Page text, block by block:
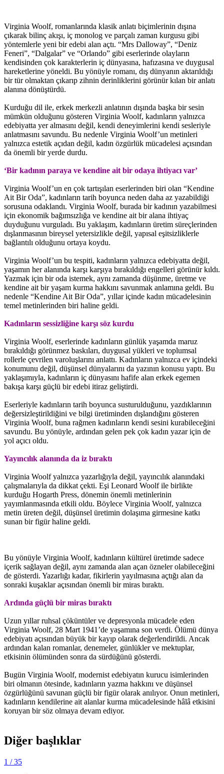
Virginia Woolf, romanlarında klasik anlatı biçimlerinin dışına
çıkarak bilinç akışı, iç monolog ve parçalı zaman kurgusu gibi
yöntemlerle yeni bir edebi alan açtı. “Mrs Dalloway”, “Deniz
Feneri”, “Dalgalar” ve “Orlando” gibi eserlerinde olayların
kendisinden çok karakterlerin iç dünyasına, hafızasına ve duygusal
hareketlerine yöneldi. Bu yönüyle romanı, dış dünyanın aktarıldığı
bir tür olmaktan çıkarıp zihnin derinliklerini görünür kılan bir anlatı
alanına dönüştürdü.
Kurduğu dil ile, erkek merkezli anlatının dışında başka bir sesin
mümkün olduğunu gösteren Virginia Woolf, kadınların yalnızca
edebiyatta yer almasını değil, kendi deneyimlerini kendi sesleriyle
anlatmasını savundu. Bu nedenle Virginia Woolf’un metinleri
yalnızca estetik açıdan değil, kadın özgürlük mücadelesi açısından
da önemli bir yerde durdu.
‘Bir kadının paraya ve kendine ait bir odaya ihtiyacı var’
Virginia Woolf’un en çok tartışılan eserlerinden biri olan “Kendine
Ait Bir Oda”, kadınların tarih boyunca neden daha az yazabildiği
sorusuna odaklandı. Virginia Woolf, burada bir kadının yazabilmesi
için ekonomik bağımsızlığa ve kendine ait bir alana ihtiyaç
duyduğunu vurguladı. Bu yaklaşım, kadınların üretim süreçlerinden
dışlanmasının bireysel yetersizlikle değil, yapısal eşitsizliklerle
bağlantılı olduğunu ortaya koydu.
Virginia Woolf’un bu tespiti, kadınların yalnızca edebiyatta değil,
yaşamın her alanında karşı karşıya bırakıldığı engelleri görünür kıldı.
Yazmak için bir oda istemek, aynı zamanda düşünme, üretme ve
kendine ait bir yaşam kurma hakkını savunmak anlamına geldi. Bu
nedenle “Kendine Ait Bir Oda”, yıllar içinde kadın mücadelesinin
temel metinlerinden biri haline geldi.
Kadınların sessizliğine karşı söz kurdu
Virginia Woolf, eserlerinde kadınların günlük yaşamda maruz
bırakıldığı görünmez baskıları, duygusal yükleri ve toplumsal
rollerle çevrilen varoluşlarını anlattı. Kadınların yalnızca ev içindeki
konumunu değil, düşünsel dünyalarını da yazının konusu yaptı. Bu
yaklaşımıyla, kadınların iç dünyasını hafife alan erkek egemen
bakışa karşı güçlü bir edebi itiraz geliştirdi.
Eserleriyle kadınların tarih boyunca susturulduğunu, yazdıklarının
değersizleştirildiğini ve bilgi üretiminden dışlandığını gösteren
Virginia Woolf, buna rağmen kadınların kendi sesini kurabileceğini
savundu. Bu yönüyle, ardından gelen pek çok kadın yazar için de
yol açıcı oldu.
Yayıncılık alanında da iz bıraktı
Virginia Woolf yalnızca yazarlığıyla değil, yayıncılık alanındaki
çalışmalarıyla da dikkat çekti. Eşi Leonard Woolf ile birlikte
kurduğu Hogarth Press, dönemin önemli metinlerinin
yayımlanmasında etkili oldu. Böylece Virginia Woolf, yalnızca
metin üreten değil, düşünsel üretimin dolaşıma girmesine katkı
sunan bir figür haline geldi.
Bu yönüyle Virginia Woolf, kadınların kültürel üretimde sadece
içerik sağlayan değil, aynı zamanda alan açan özneler olabileceğini
de gösterdi. Yazarlığı kadar, fikirlerin yayılmasına açtığı alan da
sonraki kuşaklar açısından önemli bir miras bıraktı.
Ardında güçlü bir miras bıraktı
Uzun yıllar ruhsal çöküntüler ve depresyonla mücadele eden
Virginia Woolf, 28 Mart 1941’de yaşamına son verdi. Ölümü dünya
edebiyatı açısından büyük bir kayıp olarak değerlendirildi. Ancak
ardından kalan romanlar, denemeler, günlükler ve mektuplar,
etkisinin ölümünden sonra da sürdüğünü gösterdi.
Bugün Virginia Woolf, modernist edebiyatın kurucu isimlerinden
biri olmanın ötesinde, kadınların yazma hakkını ve düşünsel
özgürlüğünü savunan güçlü bir figür olarak anılıyor. Onun metinleri,
kadınların kendilerine ait alanlar kurma mücadelesinde hâlâ etkisini
koruyan bir söz olmaya devam ediyor.
Diğer başlıklar
1 / 35